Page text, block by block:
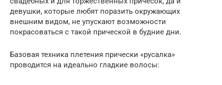
девушки, которые любят поразить окружающих
внешним видом, не упускают возможности
покрасоваться с такой прической в будние дни.
Базовая техника плетения прически «русалка»
проводится на идеально гладкие волосы: